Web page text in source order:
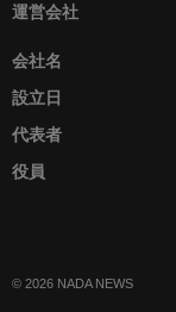
運営会社
会社名
設立日
代表者
役員
© 2026 NADA NEWS